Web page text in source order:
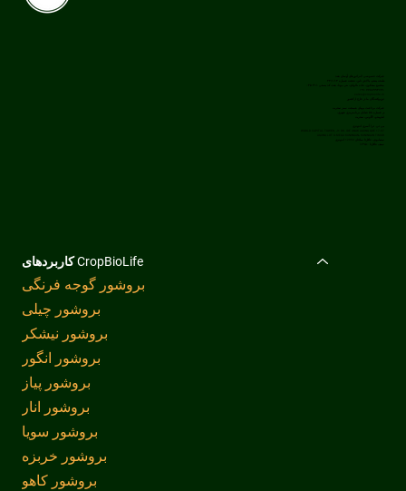
‎+۹۱ ۷۷۸۸۹۹۴۶۷۱‎
کاربردهای CropBioLife
بروشور گوجه فرنگی
بروشور چیلی
بروشور نیشکر
بروشور انگور
بروشور پیاز
بروشور انار
بروشور سویا
بروشور خربزه
بروشور کاهو